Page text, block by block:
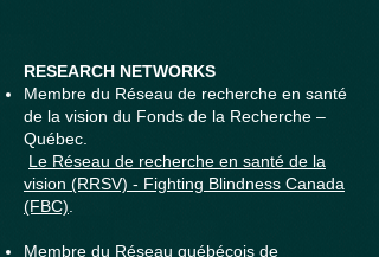
RESEARCH NETWORKS
Membre du Réseau de recherche en santé
de la vision du Fonds de la Recherche –
Québec.
Le Réseau de recherche en santé de la
vision (RRSV) - Fighting Blindness Canada
(FBC)
Membre du Réseau québécois de